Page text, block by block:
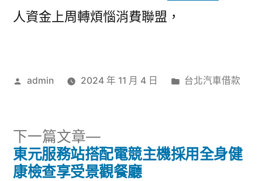
人資金上周轉煩惱消費聯盟，
作
admin 2024 年 11 月 4 日
分
台北汽車借款
文
下一篇文章
下
一
篇
東元服務站搭配電競主機採用全身健
康檢查享受景觀餐廳